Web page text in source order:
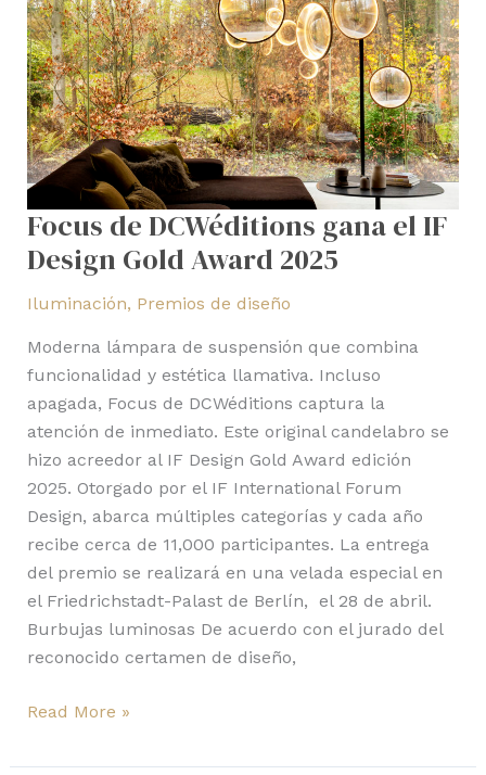
Focus de DCWéditions gana el IF
Design Gold Award 2025
Iluminación, Premios de diseño
Moderna lámpara de suspensión que combina
funcionalidad y estética llamativa. Incluso
apagada, Focus de DCWéditions captura la
atención de inmediato. Este original candelabro se
hizo acreedor al IF Design Gold Award edición
2025. Otorgado por el IF International Forum
Design, abarca múltiples categorías y cada año
recibe cerca de 11,000 participantes. La entrega
del premio se realizará en una velada especial en
el Friedrichstadt-Palast de Berlín, el 28 de abril.
Burbujas luminosas De acuerdo con el jurado del
reconocido certamen de diseño,
IF
Design
Gold
Award
2025
Read More »